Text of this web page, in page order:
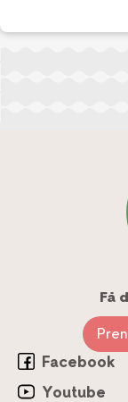
Få
Facebook
Youtube